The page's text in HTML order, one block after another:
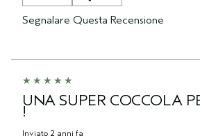
Segnalare Questa Recensione
UNA SUPER COCCOLA
!
Inviato 2 anni fa